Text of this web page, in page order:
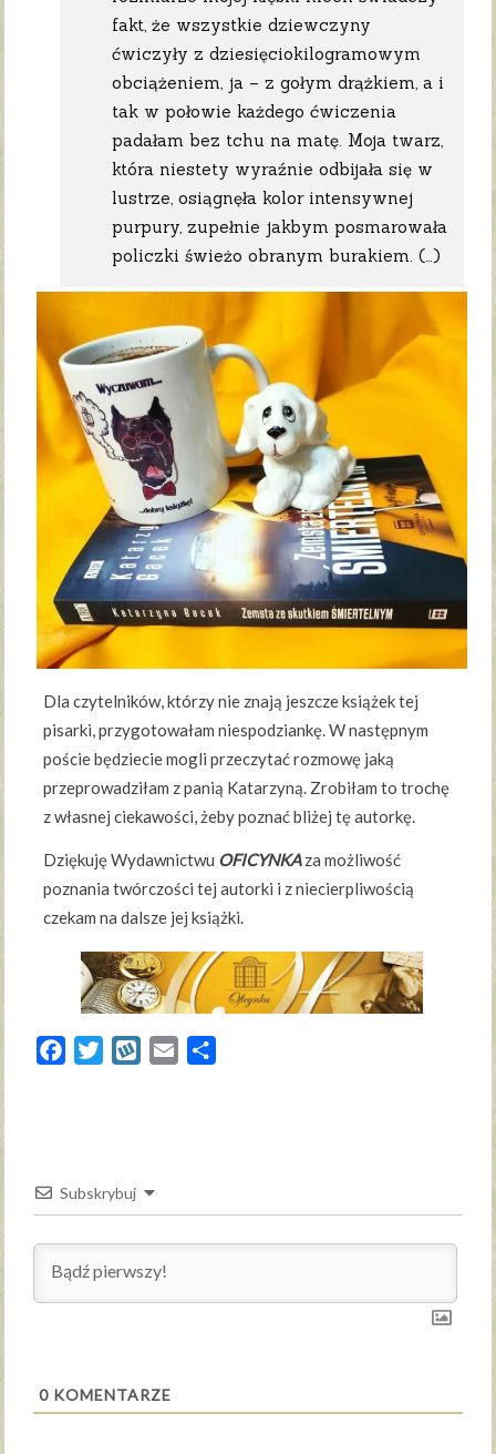
fakt, że wszystkie dziewczyny
ćwiczyły z dziesięciokilogramowym
obciążeniem, ja – z gołym drążkiem, a i
tak w połowie każdego ćwiczenia
padałam bez tchu na matę. Moja twarz,
która niestety wyraźnie odbijała się w
lustrze, osiągnęła kolor intensywnej
purpury, zupełnie jakbym posmarowała
policzki świeżo obranym burakiem. (…)
Dla czytelników, którzy nie znają jeszcze książek tej
pisarki, przygotowałam niespodziankę. W następnym
poście będziecie mogli przeczytać rozmowę jaką
przeprowadziłam z panią Katarzyną. Zrobiłam to trochę
z własnej ciekawości, żeby poznać bliżej tę autorkę.
Dziękuję Wydawnictwu OFICYNKAza możliwość
poznania twórczości tej autorki i z niecierpliwością
czekam na dalsze jej książki.
FacebookTwitterWykopEmail
Subskrybuj
0 KOMENTARZE